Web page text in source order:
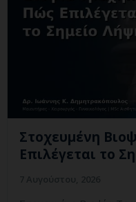
Στοχευμένη
Επιλέγεται το